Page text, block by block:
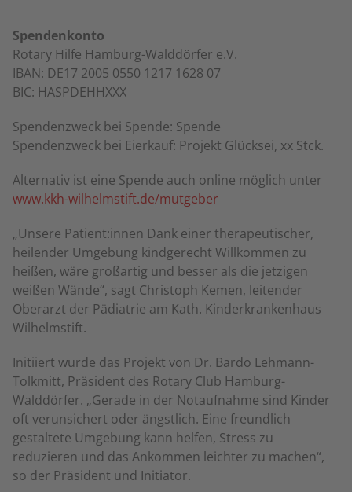
Spendenkonto
Rotary Hilfe Hamburg-Walddörfer e.V.
IBAN: DE17 2005 0550 1217 1628 07
BIC: HASPDEHHXXX
Spendenzweck bei Spende: Spende
Spendenzweck bei Eierkauf: Projekt Glücksei, xx Stck.
Alternativ ist eine Spende auch online möglich unter
www.kkh-wilhelmstift.de/mutgeber
„Unsere Patient:innen Dank einer therapeutischer,
heilender Umgebung kindgerecht Willkommen zu
heißen, wäre großartig und besser als die jetzigen
weißen Wände“, sagt Christoph Kemen, leitender
Oberarzt der Pädiatrie am Kath. Kinderkrankenhaus
Wilhelmstift.
Initiiert wurde das Projekt von Dr. Bardo Lehmann-
Tolkmitt, Präsident des Rotary Club Hamburg-
Walddörfer. „Gerade in der Notaufnahme sind Kinder
oft verunsichert oder ängstlich. Eine freundlich
gestaltete Umgebung kann helfen, Stress zu
reduzieren und das Ankommen leichter zu machen“,
so der Präsident und Initiator.